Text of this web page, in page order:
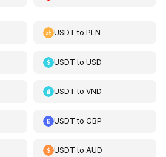
USDT toPLN
USDT toUSD
USDT toVND
USDT toGBP
USDT toAUD